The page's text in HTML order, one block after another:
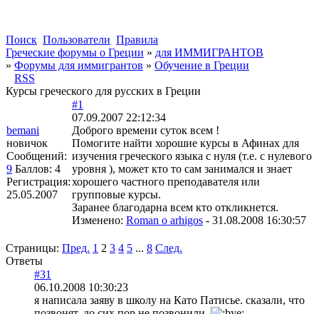
Поиск Пользователи Правила
Греческие форумы о Греции » для ИММИГРАНТОВ
» Форумы для иммигрантов » Обучение в Греции
RSS
Курсы греческого для русских в Греции
bemani
новичок
Сообщений:
9 Баллов: 4
Регистрация:
25.05.2007
#1
07.09.2007 22:12:34
Доброго времени суток всем !
Помогите найти хорошие курсы в Афинах для
изучения греческого языка с нуля (т.е. с нулевого
уровня ), может кто то сам занимался и знает
хорошего частного преподавателя или
групповые курсы.
Заранее благодарна всем кто откликнется.
Изменено: Roman o arhigos - 31.08.2008 16:30:57
Страницы: Пред. 1 2 3 4 5 ... 8 След.
Ответы
#31
06.10.2008 10:30:23
я написала заяву в школу на Като Патисье. сказали, что